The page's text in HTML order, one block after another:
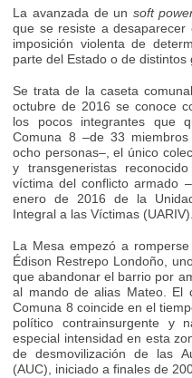
La avanzada de un soft
que se resiste a
imposición violenta de
parte del Estado o de distintos
Se trata de la caseta
octubre de 2016 se conoce
los pocos integrantes que
Comuna 8 –de 33
ocho personas–, el único
y transgeneristas
víctima del conflicto armado
enero de 2016 de la
Integral a las Víctimas (UARIV).
La Mesa empezó a
Édison Restrepo Londoño,
que abandonar el barrio por
al mando de alias Mateo. El
Comuna 8 coincide en el
político contrainsurgente y
especial intensidad en esta
de desmovilización de las
(AUC), iniciado a finales de